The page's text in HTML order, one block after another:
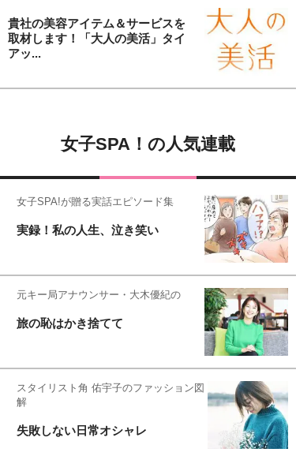
貴社の美容アイテム＆サービスを
取材します！「大人の美活」タイ
アッ...
女子SPA！の人気連載
女子SPA!が贈る実話エピソード集
実録！私の人生、泣き笑い
元キー局アナウンサー・大木優紀の
旅の恥はかき捨てて
スタイリスト角 佑宇子のファッション図
解
失敗しない日常オシャレ